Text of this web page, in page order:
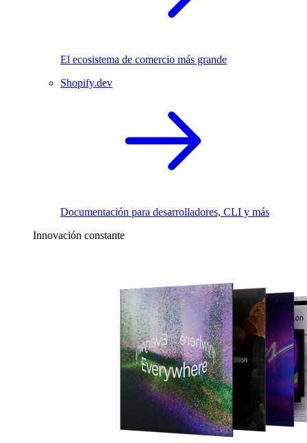
El ecosistema de comercio más grande
Shopify.dev
Documentación para desarrolladores, CLI y más
Innovación constante